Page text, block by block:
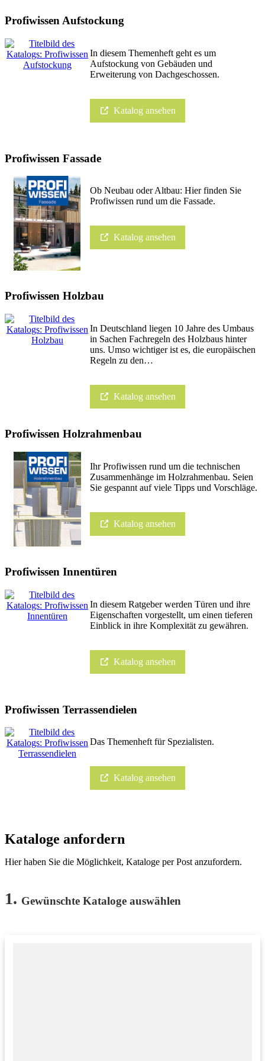
Profiwissen Aufstockung
In diesem Themenheft geht es um
Aufstockung von Gebäuden und
Erweiterung von Dachgeschossen.
Katalog ansehen
Profiwissen Fassade
Ob Neubau oder Altbau: Hier finden Sie
Profiwissen rund um die Fassade.
Katalog ansehen
Profiwissen Holzbau
In Deutschland liegen 10 Jahre des Umbaus
in Sachen Fachregeln des Holzbaus hinter
uns. Umso wichtiger ist es, die europäischen
Regeln zu den…
Katalog ansehen
Profiwissen Holzrahmenbau
Ihr Profiwissen rund um die technischen
Zusammenhänge im Holzrahmenbau. Seien
Sie gespannt auf viele Tipps und Vorschläge.
Katalog ansehen
Profiwissen Innentüren
In diesem Ratgeber werden Türen und ihre
Eigenschaften vorgestellt, um einen tieferen
Einblick in ihre Komplexität zu gewähren.
Katalog ansehen
Profiwissen Terrassendielen
Das Themenheft für Spezialisten.
Katalog ansehen
Kataloge anfordern
Hier haben Sie die Möglichkeit, Kataloge per Post anzufordern.
1. Gewünschte Kataloge auswählen